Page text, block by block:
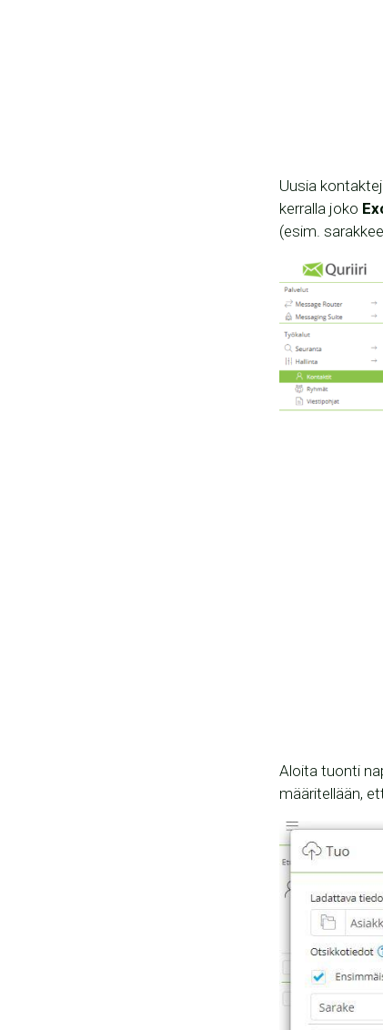
Uusia
kerralla joko
(esim.
Aloita tuonti
määritellään,